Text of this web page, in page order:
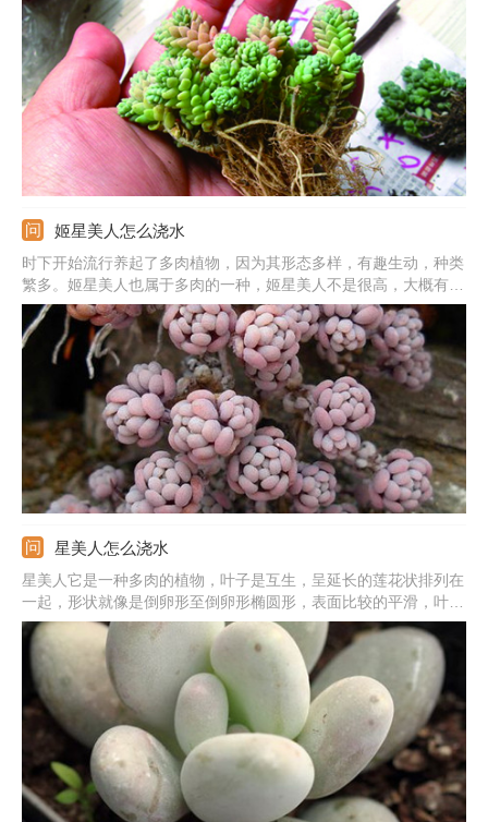
植株长得更健壮，旺盛，更能实现爆头。
姬星美人怎么浇水
时下开始流行养起了多肉植物，因为其形态多样，有趣生动，种类
繁多。姬星美人也属于多肉的一种，姬星美人不是很高，大概有五
至十厘米左右，一株分很多茎，茎又分很多枝，叶片属于圆圆的卵
形。如果养法得当，会在春季的时候开出淡粉色的小花。多肉植物
一般浇水浇好了，也就很容易养殖了，这种肉肉如何浇水呢？下面
给花友们讲解下。
星美人怎么浇水
星美人它是一种多肉的植物，叶子是互生，呈延长的莲花状排列在
一起，形状就像是倒卵形至倒卵形椭圆形，表面比较的平滑，叶子
的颜色有泛蓝色的灰色到淡紫色是不等的。表面上面还被覆盖着一
层白粉。花瓣是椭圆形的，有紫红色或者红色。花药是淡黄色的。
一般我们都比较喜欢养它，那在养它的时候该怎么浇水呢，一起来
看看。